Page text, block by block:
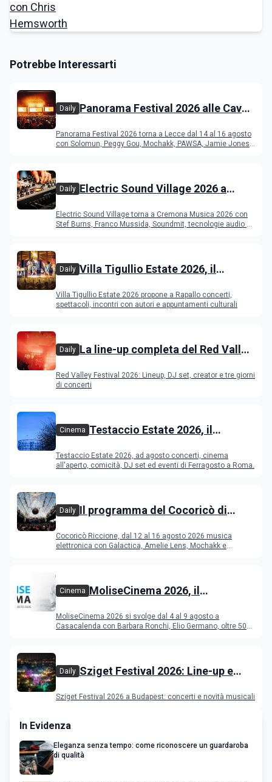
Potrebbe Interessarti
Daily Panorama Festival 2026 alle Cave
programma
Panorama Festival 2026 torna a Lecce dal 14 al 16 agosto
con Solomun, Peggy Gou, Mochakk, PAWSA, Jamie Jones
Daily Electric Sound Village 2026 a
Young Band Contest, il programma
Electric Sound Village torna a Cremona Musica 2026 con
Stef Burns, Franco Mussida, Soundmit, tecnologie audio e
Daily Villa Tigullio Estate 2026, il
Villa Tigullio Estate 2026 propone a Rapallo concerti,
spettacoli, incontri con autori e appuntamenti culturali
Daily La line-up completa del Red Valley
Red Valley Festival 2026: Lineup, DJ set, creator e tre giorni
di concerti
Cinema Testaccio Estate 2026, il
Ferragosto
Testaccio Estate 2026, ad agosto concerti, cinema
all'aperto, comicità, DJ set ed eventi di Ferragosto a Roma.
Daily Il programma del Cocoricò di
Cocoricò Riccione, dal 12 al 16 agosto 2026 musica
elettronica con Galactica, Amelie Lens, Mochakk e
Cinema MoliseCinema 2026, il
MoliseCinema 2026 si svolge dal 4 al 9 agosto a
Casacalenda con Barbara Ronchi, Elio Germano, oltre 50
Daily Sziget Festival 2026: Line-up e
Sziget Festival 2026 a Budapest: concerti e novità musicali
In Evidenza
Eleganza senza tempo: come riconoscere un guardaroba
di qualità